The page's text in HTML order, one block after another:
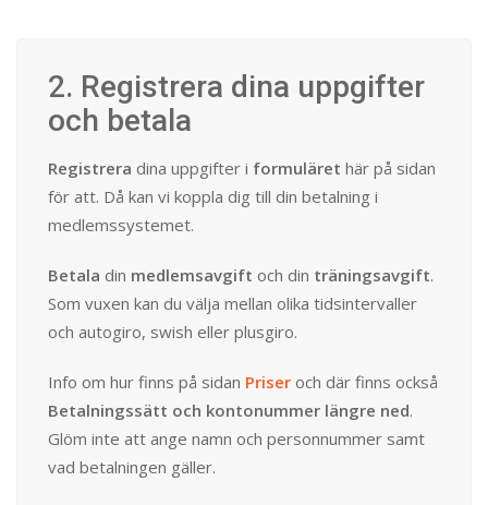
2. Registrera dina uppgifter
och betala
Registrera dina uppgifter i formuläret här på sidan
för att. Då kan vi koppla dig till din betalning i
medlemssystemet.
Betala din medlemsavgift och din träningsavgift.
Som vuxen kan du välja mellan olika tidsintervaller
och autogiro, swish eller plusgiro.
Info om hur finns på sidan Priser och där finns också
Betalningssätt och kontonummer längre ned.
Glöm inte att ange namn och personnummer samt
vad betalningen gäller.